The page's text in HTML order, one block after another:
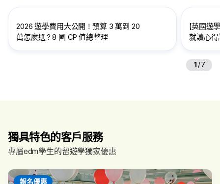
2026 遊學費用大公開！預算 3 萬到 20
萬怎麼選？8 國 CP 值總整理
【英國遊
就讀心得
1 /7
獨具特色的客戶服務
專屬edm學生的留遊學獨家優惠
報名優惠